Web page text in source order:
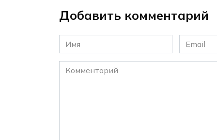
Добавить комментарий
Имя
*
Email
*
Комментарий